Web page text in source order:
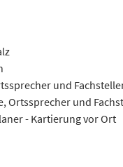
und
und
- Kartierung vor Ort